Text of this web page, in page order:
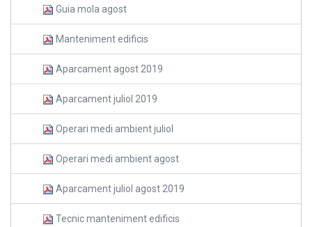
Guia mola agost
Manteniment edificis
Aparcament agost 2019
Aparcament juliol 2019
Operari medi ambient juliol
Operari medi ambient agost
Aparcament juliol agost 2019
Tecnic manteniment edificis